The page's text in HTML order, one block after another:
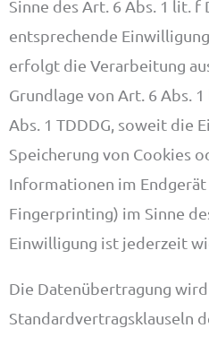
Sinne des Art. 6 Abs. 1 lit. f
entsprechende
erfolgt die Verarbeitung
Grundlage von Art. 6 Abs. 1
Abs. 1 TDDDG, soweit die
Speicherung von Cookies
Informationen im Endgerät
Fingerprinting) im Sinne
Einwilligung ist jederzeit
Die Datenübertragung
Standardvertragsklauseln